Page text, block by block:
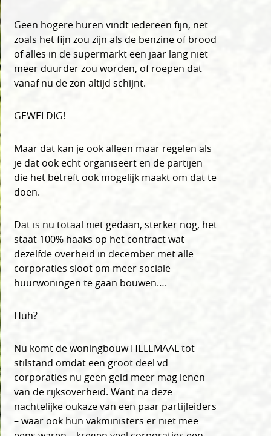
Geen hogere huren vindt iedereen fijn, net
zoals het fijn zou zijn als de benzine of brood
of alles in de supermarkt een jaar lang niet
meer duurder zou worden, of roepen dat
vanaf nu de zon altijd schijnt.
GEWELDIG!
Maar dat kan je ook alleen maar regelen als
je dat ook echt organiseert en de partijen
die het betreft ook mogelijk maakt om dat te
doen.
Dat is nu totaal niet gedaan, sterker nog, het
staat 100% haaks op het contract wat
dezelfde overheid in december met alle
corporaties sloot om meer sociale
huurwoningen te gaan bouwen….
Huh?
Nu komt de woningbouw HELEMAAL tot
stilstand omdat een groot deel vd
corporaties nu geen geld meer mag lenen
van de rijksoverheid. Want na deze
nachtelijke oukaze van een paar partijleiders
– waar ook hun vakministers er niet mee